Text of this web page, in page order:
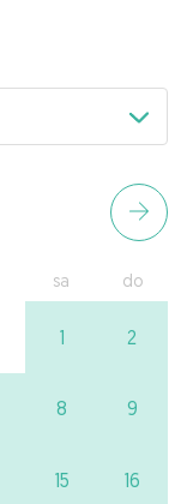
sa do
1 2
8 9
15 16